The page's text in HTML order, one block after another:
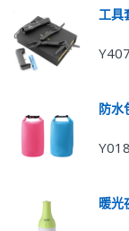
工具
防水
暖光